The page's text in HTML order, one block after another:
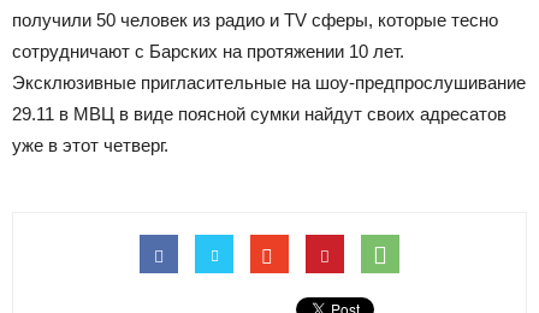
получили 50 человек из радио и TV сферы, которые тесно
сотрудничают с Барских на протяжении 10 лет.
Эксклюзивные пригласительные на шоу-предпрослушивание
29.11 в МВЦ в виде поясной сумки найдут своих адресатов
уже в этот четверг.